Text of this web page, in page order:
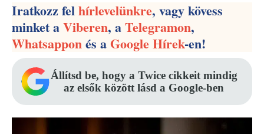
Iratkozz felhírlevelünkre, vagy kövess
minket aViberen, aTelegramon,
Whatsapponés aGoogle Hírek-en!
Állítsd be, hogy a Twice cikkeit mindig
az elsők között lásd a Google-ben